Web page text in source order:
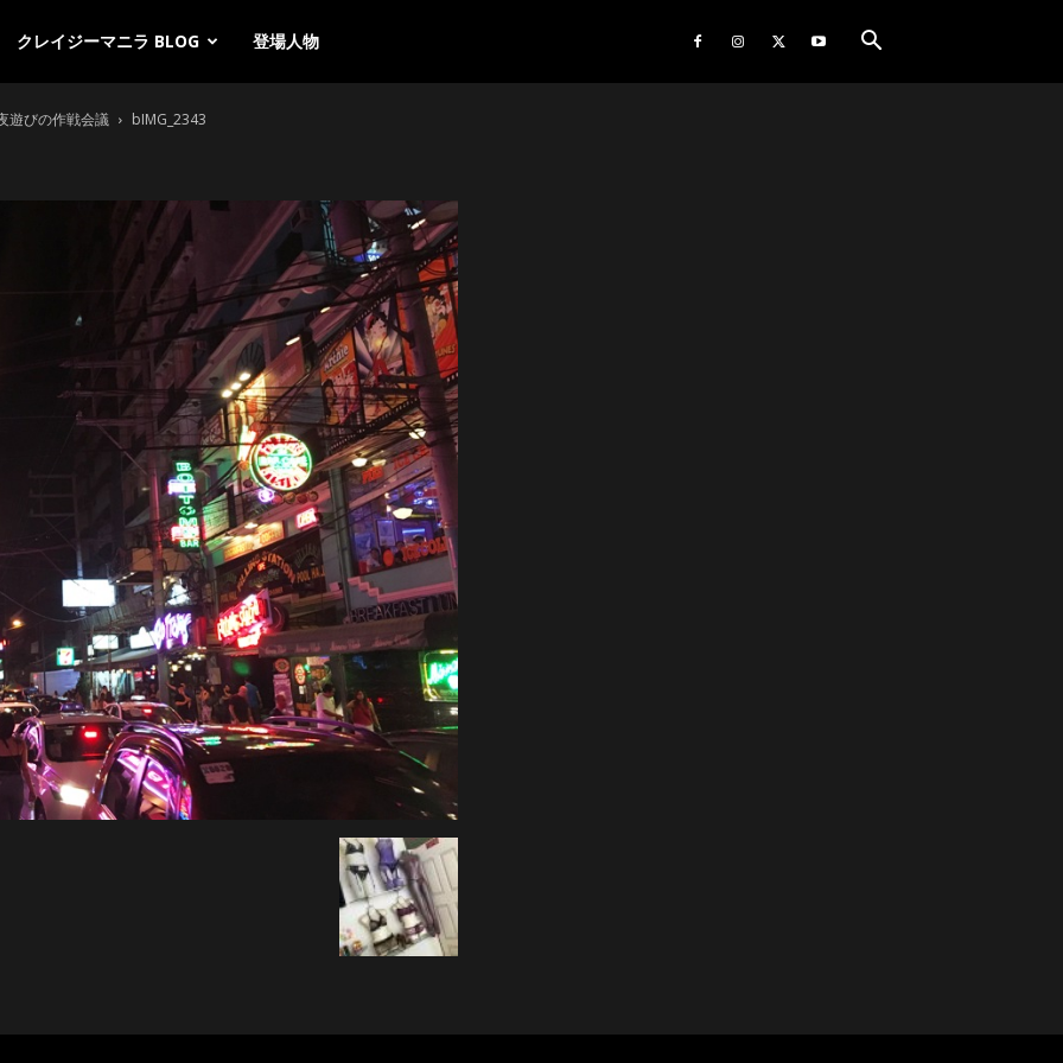
クレイジーマニラ BLOG 登場人物
遊びの作戦会議 bIMG_2343